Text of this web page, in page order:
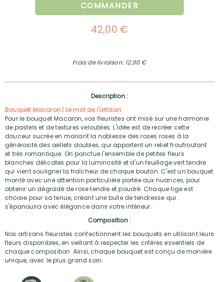
COMMANDER
42,00 €
Frais de livraison: 12,90 €
Description :
Bouquet Macaron | Le mot de l'artisan
Pour le bouquet Macaron, vos fleuristes ont misé sur une harmonie
de pastels et de textures veloutées. L'idée est de recréer cette
douceur sucrée en mariant la noblesse des roses roses à la
générosité des œillets doubles, qui apportent un relief froufroutant
et très romantique. On ponctue l'ensemble de petites fleurs
blanches délicates pour la luminosité et d'un feuillage vert tendre
qui vient souligner la fraîcheur de chaque bouton. C'est un bouquet
monté avec une attention particulière portée aux nuances, pour
obtenir un dégradé de rose tendre et poudré. Chaque tige est
choisie pour sa tenue, créant une bulle de tendresse qui
s'épanouira avec élégance dans votre intérieur.
Composition :
Nos artisans fleuristes confectionnent les bouquets en utilisant leurs
fleurs disponibles, en veillant à respecter les critères essentiels de
chaque composition. Ainsi, chaque bouquet est conçu de manière
unique, avec le plus grand soin.